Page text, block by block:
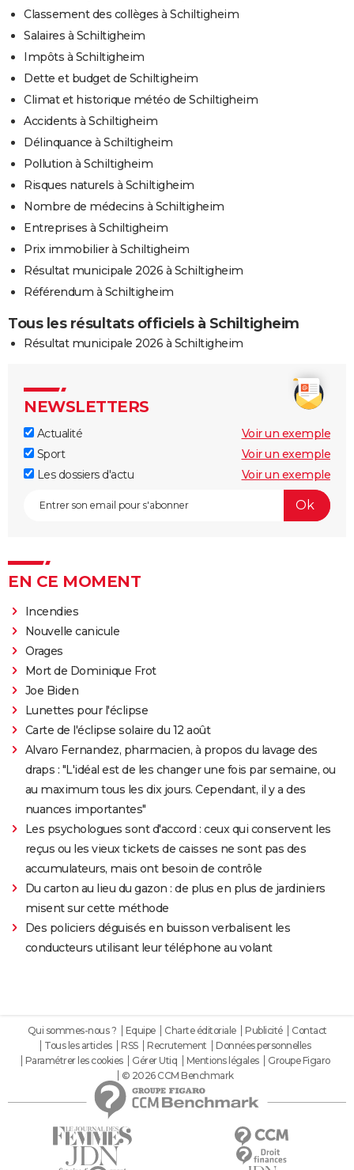
Classement des collèges à Schiltigheim
Salaires à Schiltigheim
Impôts à Schiltigheim
Dette et budget de Schiltigheim
Climat et historique météo de Schiltigheim
Accidents à Schiltigheim
Délinquance à Schiltigheim
Pollution à Schiltigheim
Risques naturels à Schiltigheim
Nombre de médecins à Schiltigheim
Entreprises à Schiltigheim
Prix immobilier à Schiltigheim
Résultat municipale 2026 à Schiltigheim
Référendum à Schiltigheim
Tous les résultats officiels à Schiltigheim
Résultat municipale 2026 à Schiltigheim
NEWSLETTERS
Actualité
Voir un exemple
Sport
Voir un exemple
Les dossiers d'actu
Voir un exemple
EN CE MOMENT
Incendies
Nouvelle canicule
Orages
Mort de Dominique Frot
Joe Biden
Lunettes pour l'éclipse
Carte de l'éclipse solaire du 12 août
Alvaro Fernandez, pharmacien, à propos du lavage des
draps : "L'idéal est de les changer une fois par semaine, ou
au maximum tous les dix jours. Cependant, il y a des
nuances importantes"
Les psychologues sont d'accord : ceux qui conservent les
reçus ou les vieux tickets de caisses ne sont pas des
accumulateurs, mais ont besoin de contrôle
Du carton au lieu du gazon : de plus en plus de jardiniers
misent sur cette méthode
Des policiers déguisés en buisson verbalisent les
conducteurs utilisant leur téléphone au volant
Qui sommes-nous ? Equipe Charte éditoriale Publicité
Contact
Tous les articles
RSS Recrutement
Données personnelles
Paramétrer les cookies
Gérer Utiq Mentions légales
Groupe Figaro
© 2026 CCM Benchmark